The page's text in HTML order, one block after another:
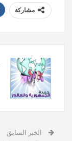
مشاركة
الخبر السابق